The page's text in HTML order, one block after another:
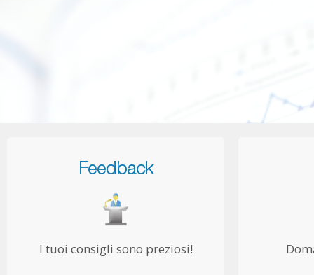
Feedback
I tuoi consigli sono preziosi!